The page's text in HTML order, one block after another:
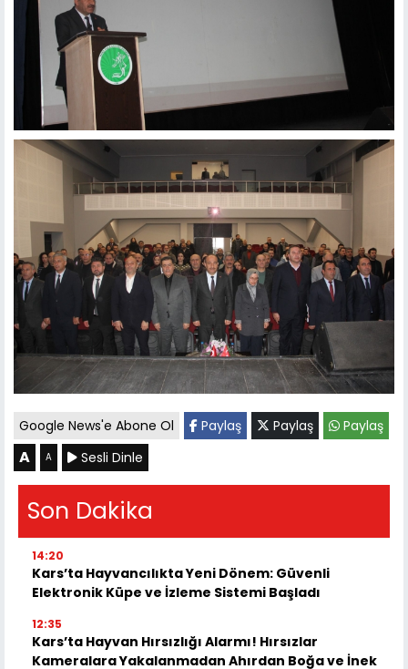
Google News'e Abone Ol Paylaş Paylaş Paylaş
A A Sesli Dinle
Son Dakika
14:20
Kars’ta Hayvancılıkta Yeni Dönem: Güvenli
Elektronik Küpe ve İzleme Sistemi Başladı
12:35
Kars’ta Hayvan Hırsızlığı Alarmı! Hırsızlar
Kameralara Yakalanmadan Ahırdan Boğa ve İnek